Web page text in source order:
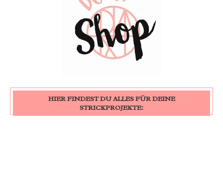
HIER FINDEST DU ALLES FÜR DEINE
STRICKPROJEKTE: